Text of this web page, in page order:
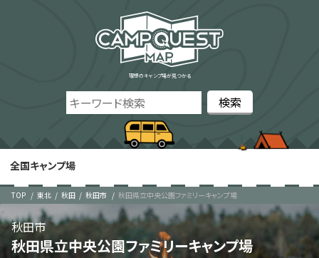
理想のキャンプ場が見つかる
全国キャンプ場
TOP 東北 秋田 秋田市 秋田県立中央公園ファミリーキャンプ場
秋田県立中央公園ファミリーキャンプ場
秋田市